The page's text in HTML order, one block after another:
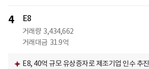
4 E8
거래량 3,434,662
거래대금 31.9억
E8, 40억 규모 유상증자로 제조기업 인수 추진